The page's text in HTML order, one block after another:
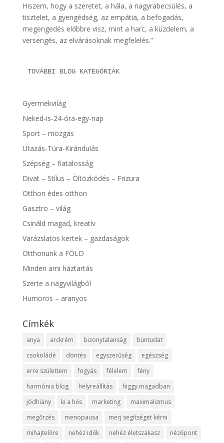
Hiszem, hogy a szeretet, a hála, a nagyrabecsülés, a
tisztelet, a gyengédség, az empátia, a befogadás,
megengedés előbbre visz, mint a harc, a küzdelem, a
versengés, az elvárásoknak megfelelés.”
TOVÁBBI BLOG KATEGÓRIÁK
Gyermekvilág
Neked-is-24-óra-egy-nap
Sport – mozgás
Utazás-Túra-Kirándulás
Szépség – fiatalosság
Divat – Stílus – Öltözködés – Frizura
Otthon édes otthon
Gasztro – világ
Csináld magad, kreatív
Varázslatos kertek – gazdaságok
Otthonunk a FÖLD
Minden ami háztartás
Szerte a nagyvilágból
Humoros – aranyos
Címkék
anya arckrém bizonytalanság
büntudat
csokoládé
döntés egyszerűség
egészség
erre születtem
fogyás félelem
fény
harmónia blog
helyreállítás
higgy magadban
jódhiány
ki a hős marketing
maximalizmus
megőrzés
menopausa
merj segítséget kérni
mihajtelőre
nehéz idők nehéz életszakasz
nézőpont